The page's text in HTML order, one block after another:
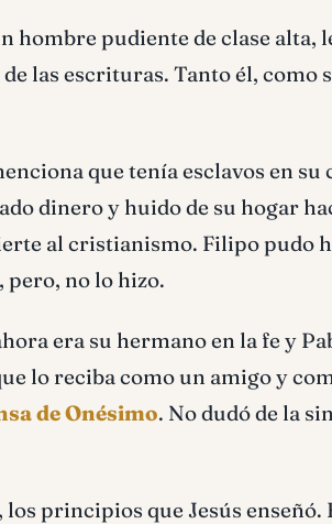
hombre pudiente de clase
las escrituras. Tanto él,
que tenía esclavos en
dinero y huido de su hogar
al cristianismo. Filipo pudo
pero, no lo hizo.
era su hermano en la fe y
lo reciba como un amigo y
de Onésimo. No dudó de la
principios que Jesús